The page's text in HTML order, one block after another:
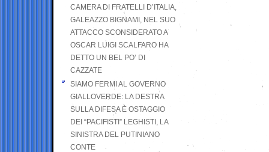
CAMERA DI FRATELLI D’ITALIA,
GALEAZZO BIGNAMI, NEL SUO
ATTACCO SCONSIDERATO A
OSCAR LUIGI SCALFARO HA
DETTO UN BEL PO’ DI
CAZZATE
SIAMO FERMI AL GOVERNO
GIALLOVERDE: LA DESTRA
SULLA DIFESA È OSTAGGIO
DEI “PACIFISTI” LEGHISTI, LA
SINISTRA DEL PUTINIANO
CONTE